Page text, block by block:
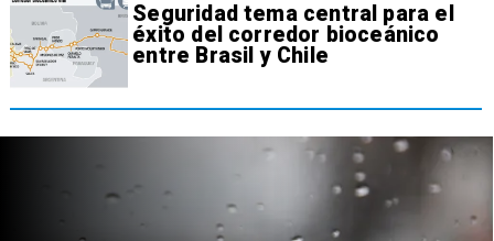
Seguridad tema central para el
éxito del corredor bioceánico
entre Brasil y Chile